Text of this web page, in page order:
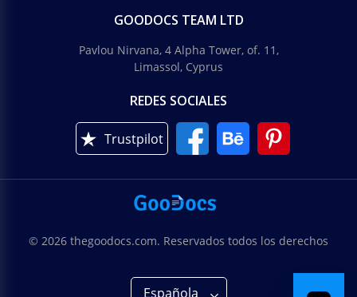
GOODOCS TEAM LTD
Pavlou Nirvana, 4 Alpha Tower, of. 11,
Limassol, Cyprus
REDES SOCIALES
Trustpilot
© 2026 thegoodocs.com. Reservados todos los derechos
Española